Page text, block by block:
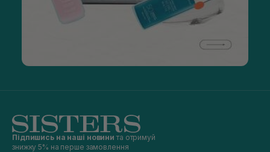
Підпишись на наші новини та отримуй
знижку 5% на перше замовлення